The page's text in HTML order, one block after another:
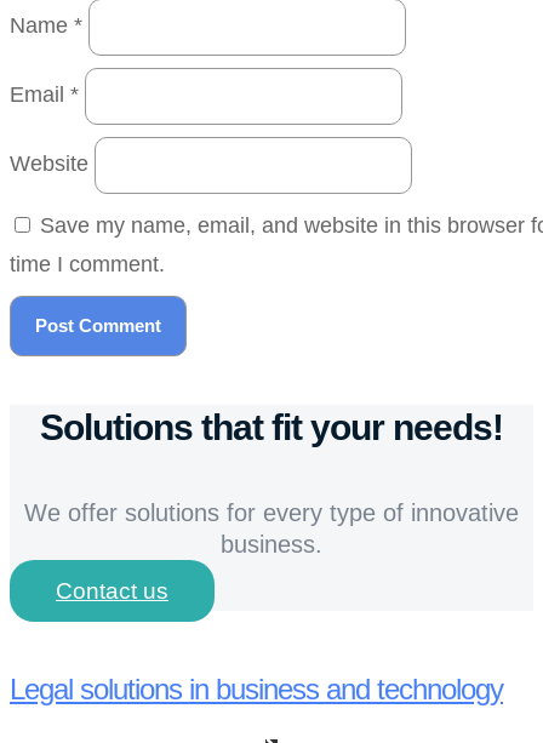
Name *
Email *
Website
Save my name, email, and website in this browser
time I comment.
Solutions that fit your needs!
We offer solutions for every type of innovative
business.
Contact us
Legal solutions in business and technology